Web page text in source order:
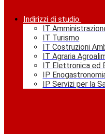
Indirizzi di studio
IT
IT Turismo
IT Costruzioni
IT Agraria
IT Elettronica
IP
IP Servizi per la